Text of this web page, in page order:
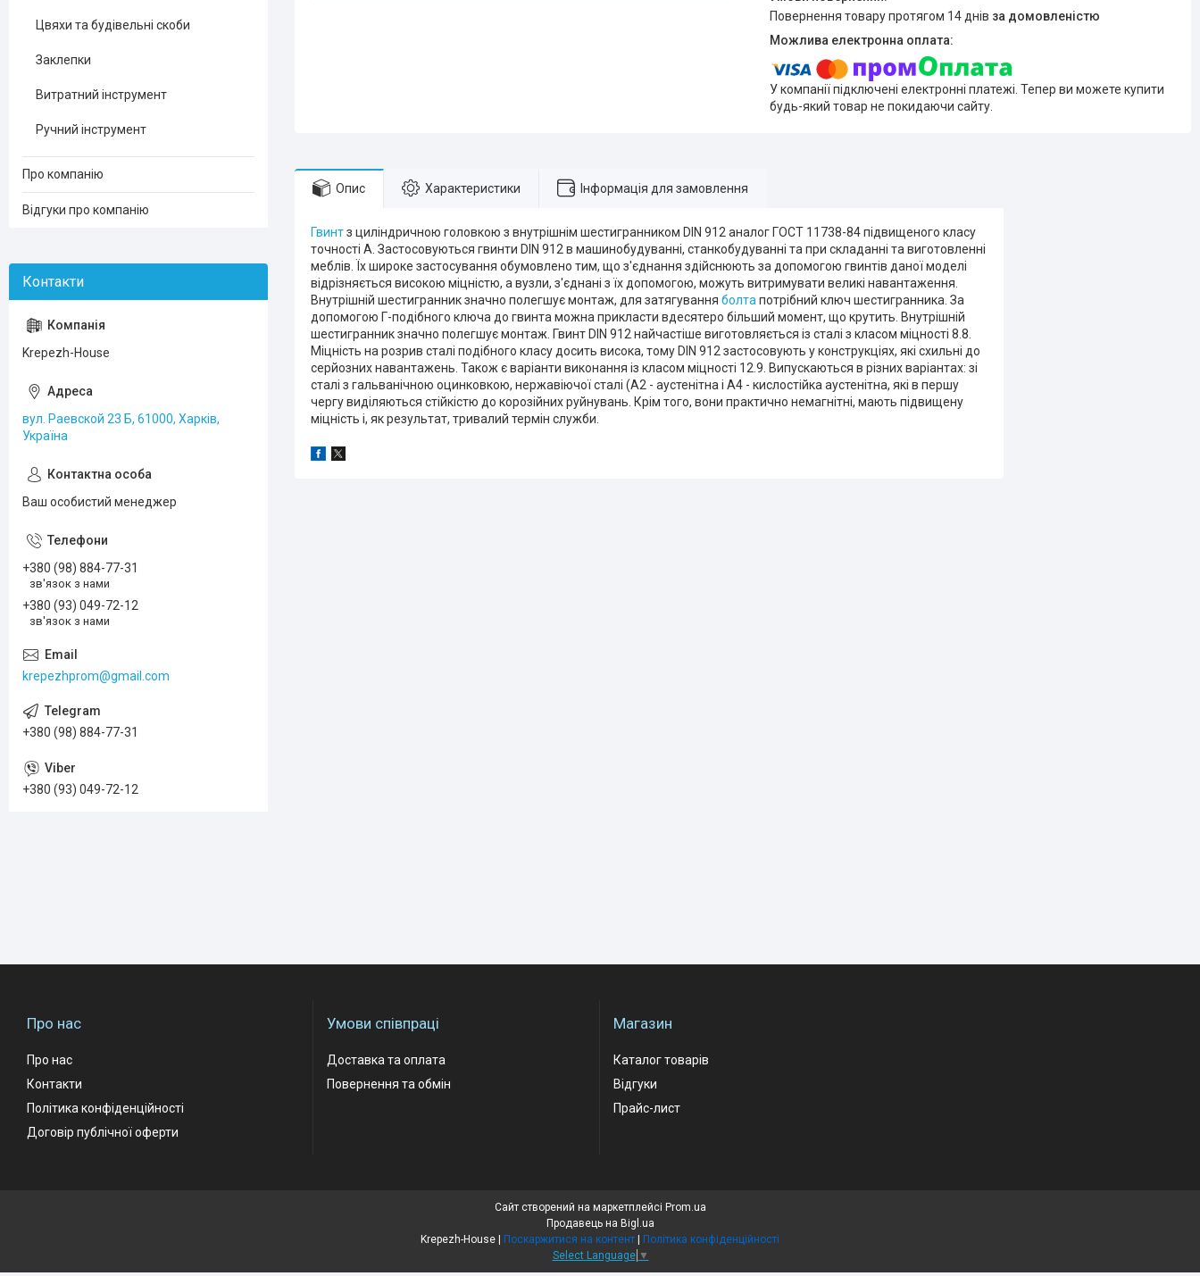
повернення товару протягом 14 днів за домовленістю
У компанії підключені електронні платежі. Тепер ви можете купити
будь-який товар не покидаючи сайту.
Опис Характеристики Інформація для замовлення
Гвинтз циліндричною головкою з внутрішнім шестигранником DIN 912 аналог ГОСТ 11738-84 підвищеного класу
точності А. Застосовуються гвинти DIN 912 в машинобудуванні, станкобудуванні та при складанні та виготовленні
меблів. Їх широке застосування обумовлено тим, що з'єднання здійснюють за допомогою гвинтів даної моделі
відрізняється високою міцністю, а вузли, з'єднані з їх допомогою, можуть витримувати великі навантаження.
Внутрішній шестигранник значно полегшує монтаж, для затягування болтапотрібний ключ шестигранника. За
допомогою Г-подібного ключа до гвинта можна прикласти вдесятеро більший момент, що крутить. Внутрішній
шестигранник значно полегшує монтаж. Гвинт DIN 912 найчастіше виготовляється із сталі з класом міцності 8.8.
Міцність на розрив сталі подібного класу досить висока, тому DIN 912 застосовують у конструкціях, які схильні до
серйозних навантажень. Також є варіанти виконання із класом міцності 12.9. Випускаються в різних варіантах: зі
сталі з гальванічною оцинковкою, нержавіючої сталі (А2 - аустенітна і А4 - кислостійка аустенітна, які в першу
чергу виділяються стійкістю до корозійних руйнувань. Крім того, вони практично немагнітні, мають підвищену
міцність і, як результат, тривалий термін служби.
Цвяхи та будівельні скоби
Заклепки
Витратний інструмент
Ручний інструмент
Про компанію
Відгуки про компанію
Krepezh-House
вул. Раевской 23 Б, 61000, Харків,
Україна
Ваш особистий менеджер
+380 (98) 884-77-31
зв'язок з нами
+380 (93) 049-72-12
зв'язок з нами
krepezhprom@gmail.com
+380 (98) 884-77-31
+380 (93) 049-72-12
Про нас
Про нас
Контакти
Політика конфіденційності
Договір публічної оферти
Умови співпраці
Доставка та оплата
Повернення та обмін
Магазин
Каталог товарів
Відгуки
Прайс-лист
Сайт створений на маркетплейсі Prom.ua
Продавець на Bigl.ua
Krepezh-House | Поскаржитися на контент | Політика конфіденційності
Select Language ▼